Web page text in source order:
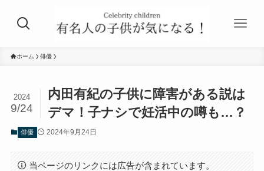
ホーム 俳優
内田有紀の子供に障害がある説は
デマ！子ナシで妊活中の噂も…？
2024
9/24
俳優 2024年9月24日
当ページのリンクには広告が含まれています。